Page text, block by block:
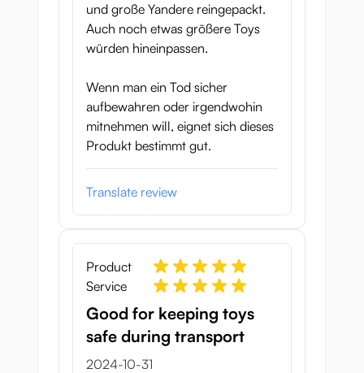
und große Yandere reingepackt.
Auch noch etwas größere Toys
würden hineinpassen.
Wenn man ein Tod sicher
aufbewahren oder irgendwohin
mitnehmen will, eignet sich dieses
Produkt bestimmt gut.
Translate review
Product
Service
Good for keeping toys
safe during transport
31 oktober 2024
2024-10-31